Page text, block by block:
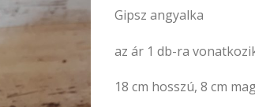
Gipsz angyalka
az ár 1 db-ra
18 cm hosszú, 8 cm